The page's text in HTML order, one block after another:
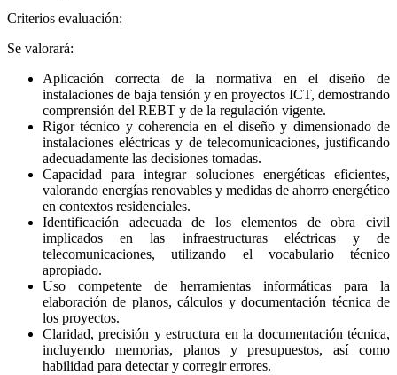
Criterios evaluación:
Se valorará:
Aplicación correcta de la normativa en el diseño de
instalaciones de baja tensión y en proyectos ICT, demostrando
comprensión del REBT y de la regulación vigente.
Rigor técnico y coherencia en el diseño y dimensionado de
instalaciones eléctricas y de telecomunicaciones, justificando
adecuadamente las decisiones tomadas.
Capacidad para integrar soluciones energéticas eficientes,
valorando energías renovables y medidas de ahorro energético
en contextos residenciales.
Identificación adecuada de los elementos de obra civil
implicados en las infraestructuras eléctricas y de
telecomunicaciones, utilizando el vocabulario técnico
apropiado.
Uso competente de herramientas informáticas para la
elaboración de planos, cálculos y documentación técnica de
los proyectos.
Claridad, precisión y estructura en la documentación técnica,
incluyendo memorias, planos y presupuestos, así como
habilidad para detectar y corregir errores.